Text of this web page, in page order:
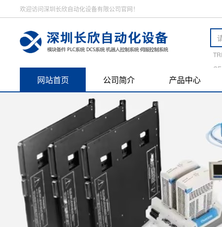
欢迎访问深圳长欣自动化设备有限公司官网！
网站首页 公司简介 产品中心